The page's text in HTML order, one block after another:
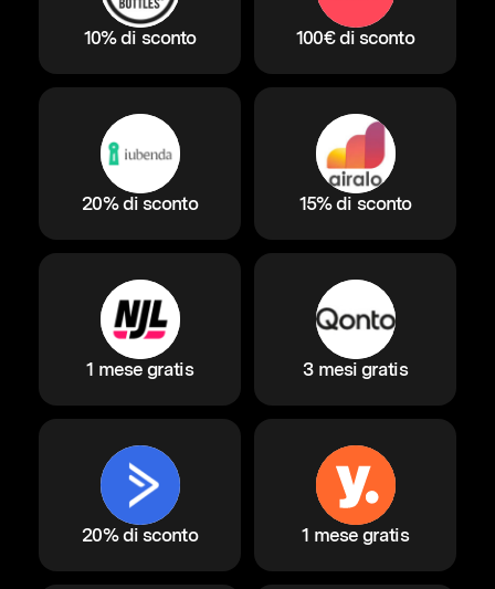
10% di sconto 100€ di sconto
20% di sconto 15% di sconto
1 mese gratis 3 mesi gratis
20% di sconto 1 mese gratis